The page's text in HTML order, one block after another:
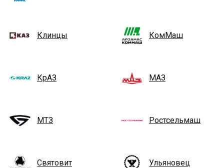
Клинцы КомМаш
КрАЗ МАЗ
МТЗ Ростсельмаш
Святовит Ульяновец